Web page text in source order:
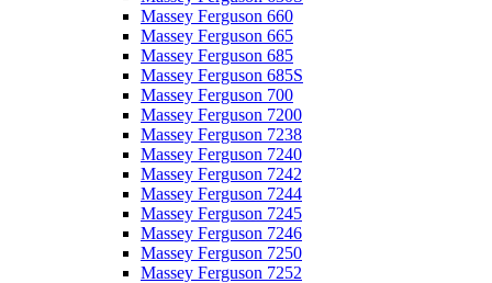
Massey Ferguson 660
Massey Ferguson 665
Massey Ferguson 685
Massey Ferguson 685S
Massey Ferguson 700
Massey Ferguson 7200
Massey Ferguson 7238
Massey Ferguson 7240
Massey Ferguson 7242
Massey Ferguson 7244
Massey Ferguson 7245
Massey Ferguson 7246
Massey Ferguson 7250
Massey Ferguson 7252